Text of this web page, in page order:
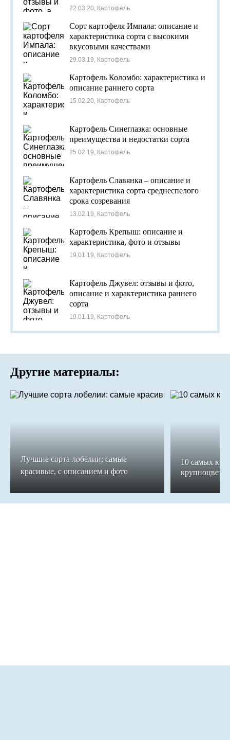
22.03.20, Картофель
Сорт картофеля Импала: описание и
характеристика сорта с высокими
вкусовыми качествами
29.03.19, Картофель
Картофель Коломбо: характеристика и
описание раннего сорта
15.02.20, Картофель
Картофель Синеглазка: основные
преимущества и недостатки сорта
25.02.19, Картофель
Картофель Славянка – описание и
характеристика сорта среднеспелого
срока созревания
13.02.19, Картофель
Картофель Крепыш: описание и
характеристика, фото и отзывы
19.01.19, Картофель
Картофель Джувел: отзывы и фото,
описание и характеристика раннего
сорта
19.01.19, Картофель
Другие материалы:
Лучшие сорта лобелии: самые
красивые, с описанием и фото
10 самых